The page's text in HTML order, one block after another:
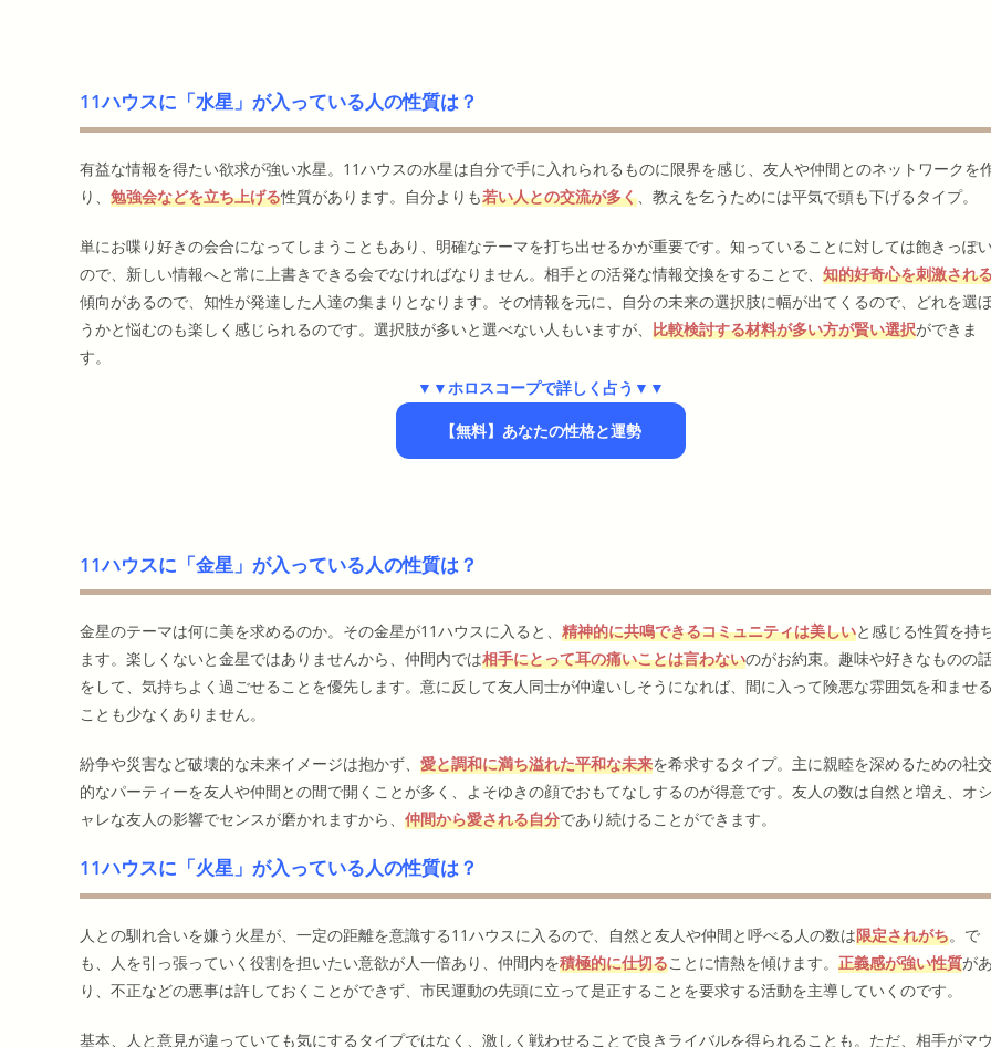
11ハウスに「水星」が入っている人の性質は？
有益な情報を得たい欲求が強い水星。11ハウスの水星は自分で手に入れられるものに限界を感じ、友人や仲間とのネットワークを
り、 勉強会などを立ち上げる性質があります。自分よりも若い人との交流が多く、教えを乞うためには平気で頭も下げるタイプ。
単にお喋り好きの会合になってしまうこともあり、明確なテーマを打ち出せるかが重要です。知っていることに対しては飽きっぽ
ので、新しい情報へと常に上書きできる会でなければなりません。相手との活発な情報交換をすることで、 知的好奇心を刺激され
傾向があるので、知性が発達した人達の集まりとなります。その情報を元に、自分の未来の選択肢に幅が出てくるので、どれを選
うかと悩むのも楽しく感じられるのです。選択肢が多いと選べない人もいますが、 比較検討する材料が多い方が賢い選択ができま
す。
▼▼ホロスコープで詳しく占う▼▼
【無料】あなたの性格と運勢
11ハウスに「金星」が入っている人の性質は？
金星のテーマは何に美を求めるのか。その金星が11ハウスに入ると、 精神的に共鳴できるコミュニティは美しいと感じる性質を持
ます。楽しくないと金星ではありませんから、仲間内では相手にとって耳の痛いことは言わないのがお約束。趣味や好きなものの
をして、気持ちよく過ごせることを優先します。意に反して友人同士が仲違いしそうになれば、間に入って険悪な雰囲気を和ませる
ことも少なくありません。
紛争や災害など破壊的な未来イメージは抱かず、 愛と調和に満ち溢れた平和な未来を希求するタイプ。主に親睦を深めるための社
的なパーティーを友人や仲間との間で開くことが多く、よそゆきの顔でおもてなしするのが得意です。友人の数は自然と増え、オシ
ャレな友人の影響でセンスが磨かれますから、 仲間から愛される自分であり続けることができます。
11ハウスに「火星」が入っている人の性質は？
人との馴れ合いを嫌う火星が、一定の距離を意識する11ハウスに入るので、自然と友人や仲間と呼べる人の数は限定されがち。で
も、人を引っ張っていく役割を担いたい意欲が人一倍あり、仲間内を積極的に仕切ることに情熱を傾けます。 正義感が強い性質があ
り、不正などの悪事は許しておくことができず、市民運動の先頭に立って是正することを要求する活動を主導していくのです。
基本、人と意見が違っていても気にするタイプではなく、激しく戦わせることで良きライバルを得られることも。ただ、相手がマウ